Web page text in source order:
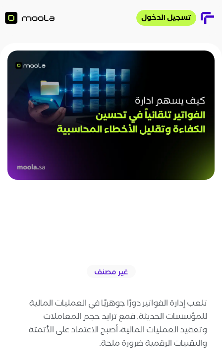
تسجيل الدخول
غير مصنف
تلعب إدارة الفواتير دورًا جوهريًا في العمليات المالية
للمؤسسات الحديثة. فمع تزايد حجم المعاملات
وتعقيد العمليات المالية، أصبح الاعتماد على الأتمتة
والتقنيات الرقمية ضرورة ملحة.